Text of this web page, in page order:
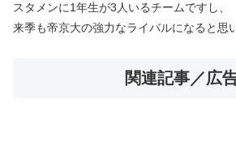
スタメンに1年生が3人いるチームですし、
来季も帝京大の強力なライバルになると思
関連記事／広